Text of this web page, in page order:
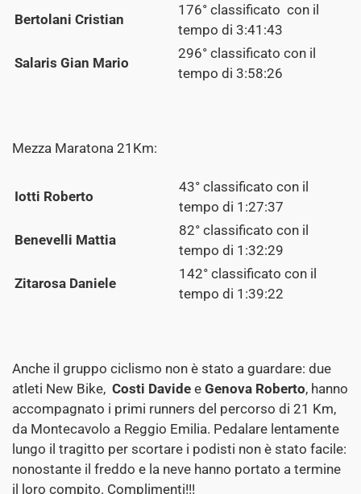
Bertolani Cristian
176° classificato con il
tempo di 3:41:43
Salaris Gian Mario
296° classificato con il
tempo di 3:58:26
Mezza Maratona 21Km:
Iotti Roberto
43° classificato con il
tempo di 1:27:37
Benevelli Mattia
82° classificato con il
tempo di 1:32:29
Zitarosa Daniele
142° classificato con il
tempo di 1:39:22
Anche il gruppo ciclismo non è stato a guardare: due
atleti New Bike, Costi Davide e Genova Roberto, hanno
accompagnato i primi runners del percorso di 21 Km,
da Montecavolo a Reggio Emilia. Pedalare lentamente
lungo il tragitto per scortare i podisti non è stato facile:
nonostante il freddo e la neve hanno portato a termine
il loro compito. Complimenti!!!